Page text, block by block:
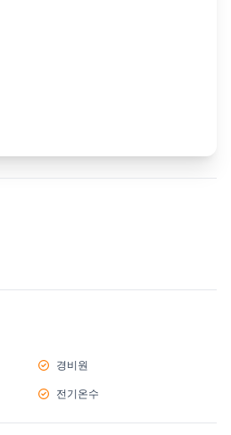
경비원
전기온수